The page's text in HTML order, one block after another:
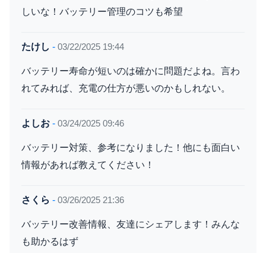
しいな！バッテリー管理のコツも希望
たけし - 03/22/2025 19:44
バッテリー寿命が短いのは確かに問題だよね。言わ
れてみれば、充電の仕方が悪いのかもしれない。
よしお - 03/24/2025 09:46
バッテリー対策、参考になりました！他にも面白い
情報があれば教えてください！
さくら - 03/26/2025 21:36
バッテリー改善情報、友達にシェアします！みんな
も助かるはず